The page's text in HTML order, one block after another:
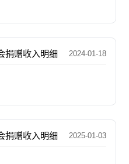
捐赠收入明细 2024-01-18
捐赠收入明细 2025-01-03